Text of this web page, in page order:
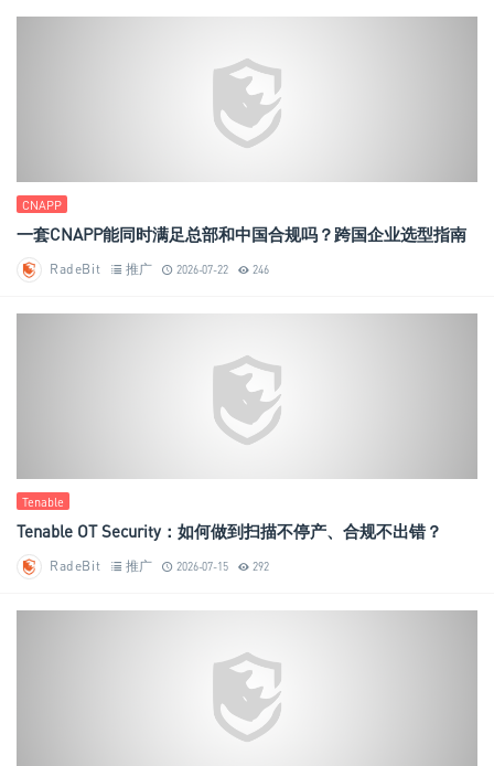
CNAPP
一套CNAPP能同时满足总部和中国合规吗？跨国企业选型指南
RadeBit 推广 2026-07-22 246
Tenable
Tenable OT Security：如何做到扫描不停产、合规不出错？
RadeBit 推广 2026-07-15 292